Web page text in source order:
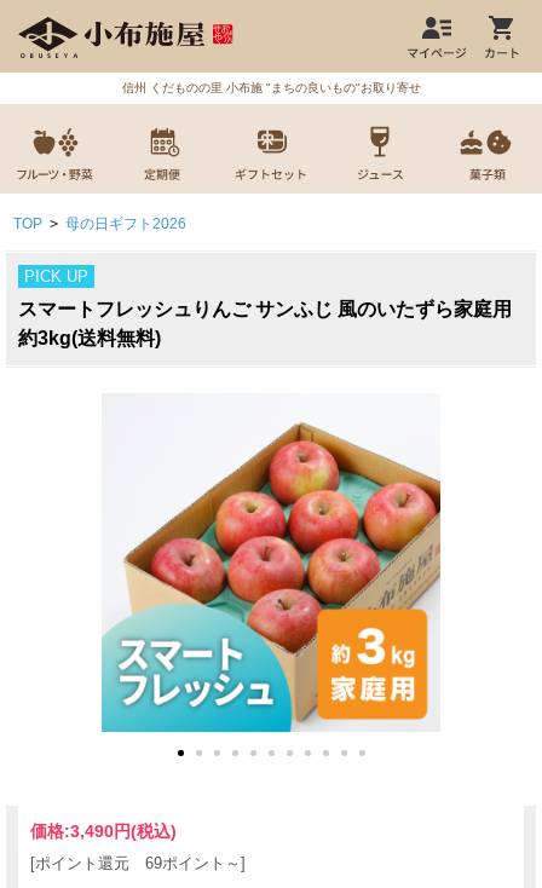
信州 くだものの里 小布施 "まちの良いもの"お取り寄せ
TOP > 母の日ギフト2026
PICK UP
スマートフレッシュりんご サンふじ 風のいたずら家庭用
約3kg(送料無料)
価格:3,490円(税込)
[ポイント還元 69ポイント～]